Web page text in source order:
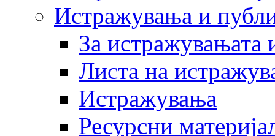
Истражувања и
За истражувањата
Листа на
Истражувања
Ресурсни